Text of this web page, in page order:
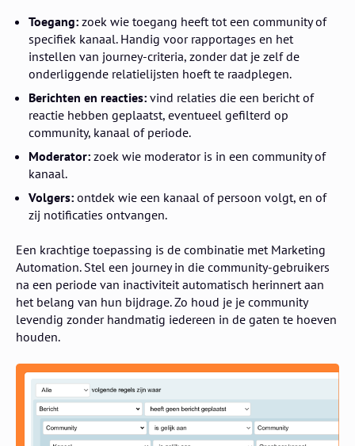
Toegang: zoek wie toegang heeft tot een community of
specifiek kanaal. Handig voor rapportages en het
instellen van journey-criteria, zonder dat je zelf de
onderliggende relatielijsten hoeft te raadplegen.
Berichten en reacties: vind relaties die een bericht of
reactie hebben geplaatst, eventueel gefilterd op
community, kanaal of periode.
Moderator: zoek wie moderator is in een community of
kanaal.
Volgers: ontdek wie een kanaal of persoon volgt, en of
zij notificaties ontvangen.
Een krachtige toepassing is de combinatie met Marketing
Automation. Stel een journey in die community-gebruikers
na een periode van inactiviteit automatisch herinnert aan
het belang van hun bijdrage. Zo houd je je community
levendig zonder handmatig iedereen in de gaten te hoeven
houden.